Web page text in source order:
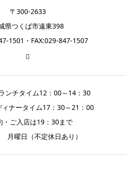
〒300-2633
県つくば市遠東398
1501・FAX:029-847-1507
チタイム12：00～14：30
イム17：30～21：00
・ご入店は19：30まで
曜日（不定休日あり）